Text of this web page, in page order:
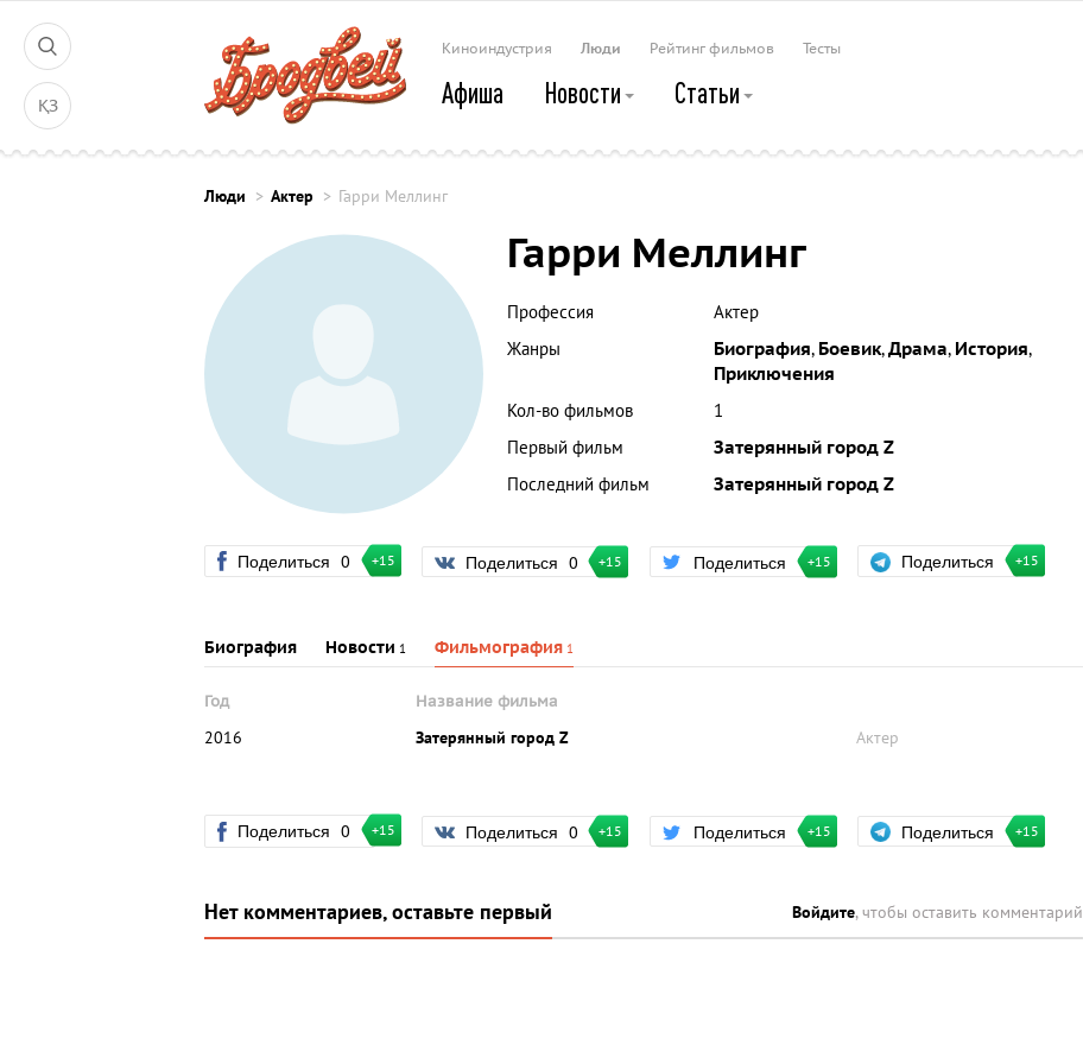
ҚЗ
Киноиндустрия Люди Рейтинг фильмов Тесты
Афиша Новости Статьи
Люди Актер Гарри Меллинг
Гарри Меллинг
Профессия
Актер
Жанры
Биография, Боевик,Драма, История,
Приключения
Кол-во фильмов
1
Первый фильм
Затерянный город Z
Последний фильм
Затерянный город Z
Поделиться 0 +15 Поделиться 0 +15 Поделиться +15 Поделиться +15
Биография Новости 1 Фильмография 1
Год Название фильма
2016 Затерянный город Z Актер
Поделиться 0 +15 Поделиться 0 +15 Поделиться +15 Поделиться +15
Нет комментариев, оставьте первый Войдите, чтобы оставить комментарий